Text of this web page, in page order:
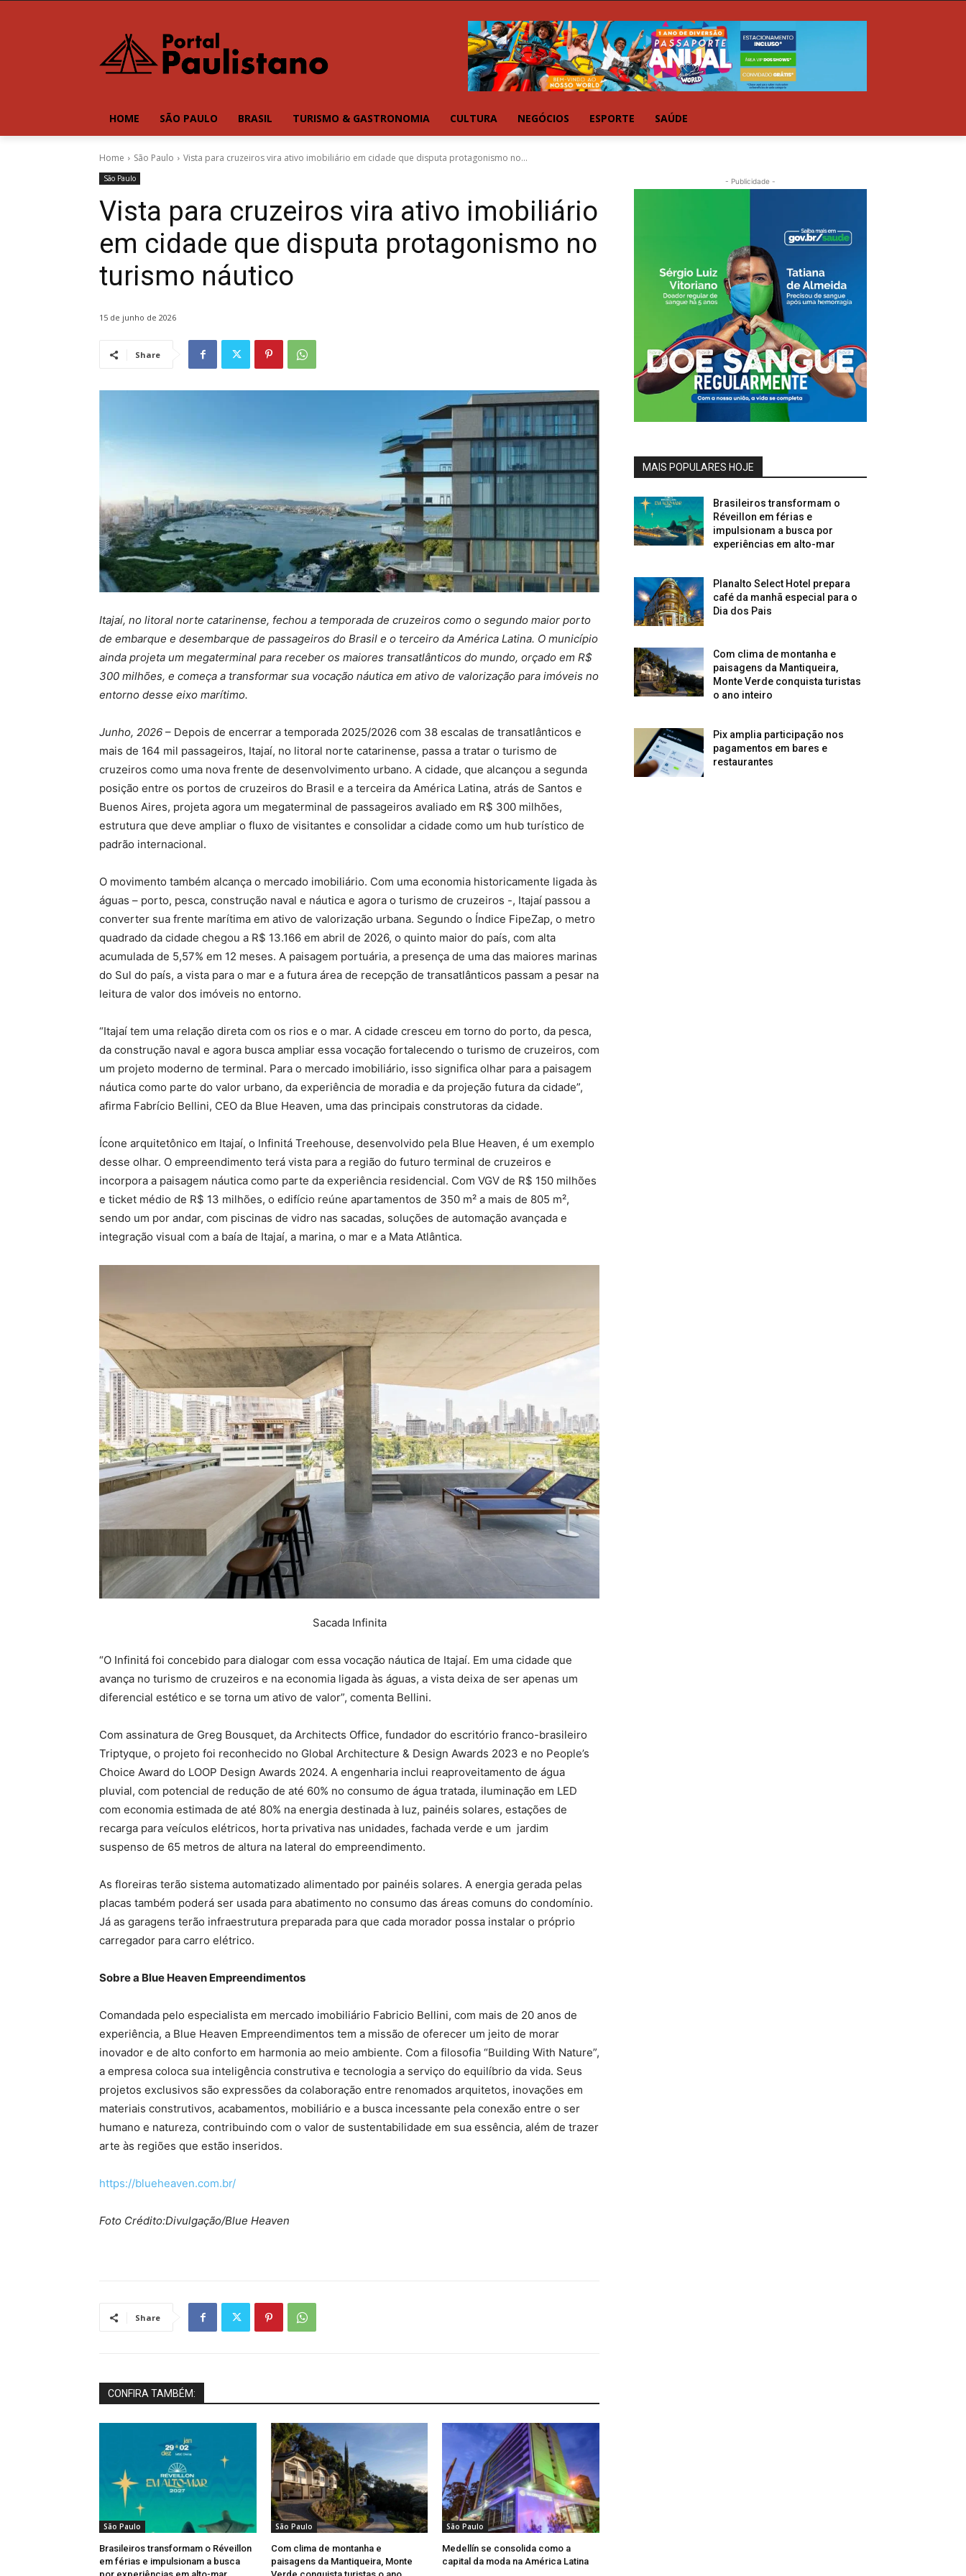
HOME SÃO PAULO BRASIL TURISMO & GASTRONOMIA CULTURA NEGÓCIOS ESPORTE SAÚDE
Home São Paulo Vista para cruzeiros vira ativo imobiliário em cidade que disputa protagonismo no...
São Paulo
Vista para cruzeiros vira ativo imobiliário
em cidade que disputa protagonismo no
turismo náutico
15 de junho de 2026
Share
Itajaí, no litoral norte catarinense, fechou a temporada de cruzeiros como o segundo maior porto
de embarque e desembarque de passageiros do Brasil e o terceiro da América Latina. O município
ainda projeta um megaterminal para receber os maiores transatlânticos do mundo, orçado em R$
300 milhões, e começa a transformar sua vocação náutica em ativo de valorização para imóveis no
entorno desse eixo marítimo.
Junho, 2026 – Depois de encerrar a temporada 2025/2026 com 38 escalas de transatlânticos e
mais de 164 mil passageiros, Itajaí, no litoral norte catarinense, passa a tratar o turismo de
cruzeiros como uma nova frente de desenvolvimento urbano. A cidade, que alcançou a segunda
posição entre os portos de cruzeiros do Brasil e a terceira da América Latina, atrás de Santos e
Buenos Aires, projeta agora um megaterminal de passageiros avaliado em R$ 300 milhões,
estrutura que deve ampliar o fluxo de visitantes e consolidar a cidade como um hub turístico de
padrão internacional.
O movimento também alcança o mercado imobiliário. Com uma economia historicamente ligada às
águas – porto, pesca, construção naval e náutica e agora o turismo de cruzeiros -, Itajaí passou a
converter sua frente marítima em ativo de valorização urbana. Segundo o Índice FipeZap, o metro
quadrado da cidade chegou a R$ 13.166 em abril de 2026, o quinto maior do país, com alta
acumulada de 5,57% em 12 meses. A paisagem portuária, a presença de uma das maiores marinas
do Sul do país, a vista para o mar e a futura área de recepção de transatlânticos passam a pesar na
leitura de valor dos imóveis no entorno.
“Itajaí tem uma relação direta com os rios e o mar. A cidade cresceu em torno do porto, da pesca,
da construção naval e agora busca ampliar essa vocação fortalecendo o turismo de cruzeiros, com
um projeto moderno de terminal. Para o mercado imobiliário, isso significa olhar para a paisagem
náutica como parte do valor urbano, da experiência de moradia e da projeção futura da cidade”,
afirma Fabrício Bellini, CEO da Blue Heaven, uma das principais construtoras da cidade.
Ícone arquitetônico em Itajaí, o Infinitá Treehouse, desenvolvido pela Blue Heaven, é um exemplo
desse olhar. O empreendimento terá vista para a região do futuro terminal de cruzeiros e
incorpora a paisagem náutica como parte da experiência residencial. Com VGV de R$ 150 milhões
e ticket médio de R$ 13 milhões, o edifício reúne apartamentos de 350 m² a mais de 805 m²,
sendo um por andar, com piscinas de vidro nas sacadas, soluções de automação avançada e
integração visual com a baía de Itajaí, a marina, o mar e a Mata Atlântica.
Sacada Infinita
“O Infinitá foi concebido para dialogar com essa vocação náutica de Itajaí. Em uma cidade que
avança no turismo de cruzeiros e na economia ligada às águas, a vista deixa de ser apenas um
diferencial estético e se torna um ativo de valor”, comenta Bellini.
Com assinatura de Greg Bousquet, da Architects Office, fundador do escritório franco-brasileiro
Triptyque, o projeto foi reconhecido no Global Architecture & Design Awards 2023 e no People’s
Choice Award do LOOP Design Awards 2024. A engenharia inclui reaproveitamento de água
pluvial, com potencial de redução de até 60% no consumo de água tratada, iluminação em LED
com economia estimada de até 80% na energia destinada à luz, painéis solares, estações de
recarga para veículos elétricos, horta privativa nas unidades, fachada verde e um jardim
suspenso de 65 metros de altura na lateral do empreendimento.
As floreiras terão sistema automatizado alimentado por painéis solares. A energia gerada pelas
placas também poderá ser usada para abatimento no consumo das áreas comuns do condomínio.
Já as garagens terão infraestrutura preparada para que cada morador possa instalar o próprio
carregador para carro elétrico.
Sobre a Blue Heaven Empreendimentos
Comandada pelo especialista em mercado imobiliário Fabricio Bellini, com mais de 20 anos de
experiência, a Blue Heaven Empreendimentos tem a missão de oferecer um jeito de morar
inovador e de alto conforto em harmonia ao meio ambiente. Com a filosofia “Building With Nature”,
a empresa coloca sua inteligência construtiva e tecnologia a serviço do equilíbrio da vida. Seus
projetos exclusivos são expressões da colaboração entre renomados arquitetos, inovações em
materiais construtivos, acabamentos, mobiliário e a busca incessante pela conexão entre o ser
humano e natureza, contribuindo com o valor de sustentabilidade em sua essência, além de trazer
arte às regiões que estão inseridos.
https://blueheaven.com.br/
Foto Crédito:Divulgação/Blue Heaven
Share
CONFIRA TAMBÉM:
São Paulo
Brasileiros transformam o Réveillon
em férias e impulsionam a busca
São Paulo
Com clima de montanha e
paisagens da Mantiqueira, Monte
São Paulo
Medellín se consolida como a
capital da moda na América Latina
- Publicidade -
MAIS POPULARES HOJE
Brasileiros transformam o
Réveillon em férias e
impulsionam a busca por
experiências em alto-mar
Planalto Select Hotel prepara
café da manhã especial para o
Dia dos Pais
Com clima de montanha e
paisagens da Mantiqueira,
Monte Verde conquista turistas
o ano inteiro
Pix amplia participação nos
pagamentos em bares e
restaurantes